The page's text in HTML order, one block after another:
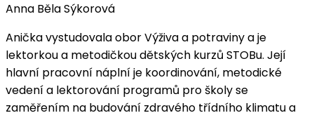
Anna Běla Sýkorová
Anička vystudovala obor Výživa a potraviny a je
lektorkou a metodičkou dětských kurzů STOBu. Její
hlavní pracovní náplní je koordinování, metodické
vedení a lektorování programů pro školy se
zaměřením na budování zdravého třídního klimatu a